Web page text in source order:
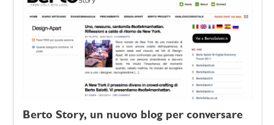
Berto Story, un nuovo blog per conversare